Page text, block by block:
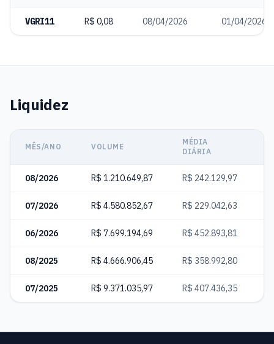
VGRI11 R$ 0,08 08/04/2026 01/04/2026
Liquidez
MÊS/ANO VOLUME
MÉDIA
DIÁRIA
08/2026 R$ 1.210.649,87 R$ 242.129,97
07/2026 R$ 4.580.852,67 R$ 229.042,63
06/2026 R$ 7.699.194,69 R$ 452.893,81
08/2025 R$ 4.666.906,45 R$ 358.992,80
07/2025 R$ 9.371.035,97 R$ 407.436,35